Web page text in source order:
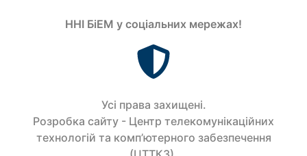
ННІ БіЕМ у соціальних мережах!
Усi права захищенi.
Розробка сайту - Центр телекомунікаційних
технологій та комп’ютерного забезпечення